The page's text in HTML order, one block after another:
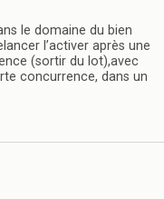
le domaine du bien
l’activer après une
(sortir du lot),avec
concurrence, dans un